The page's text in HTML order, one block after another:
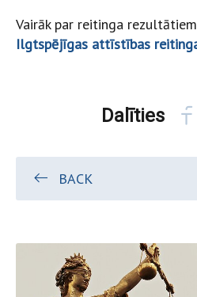
Vairāk par reitinga
Ilgtspējīgas attīstības
Dalīties
BACK